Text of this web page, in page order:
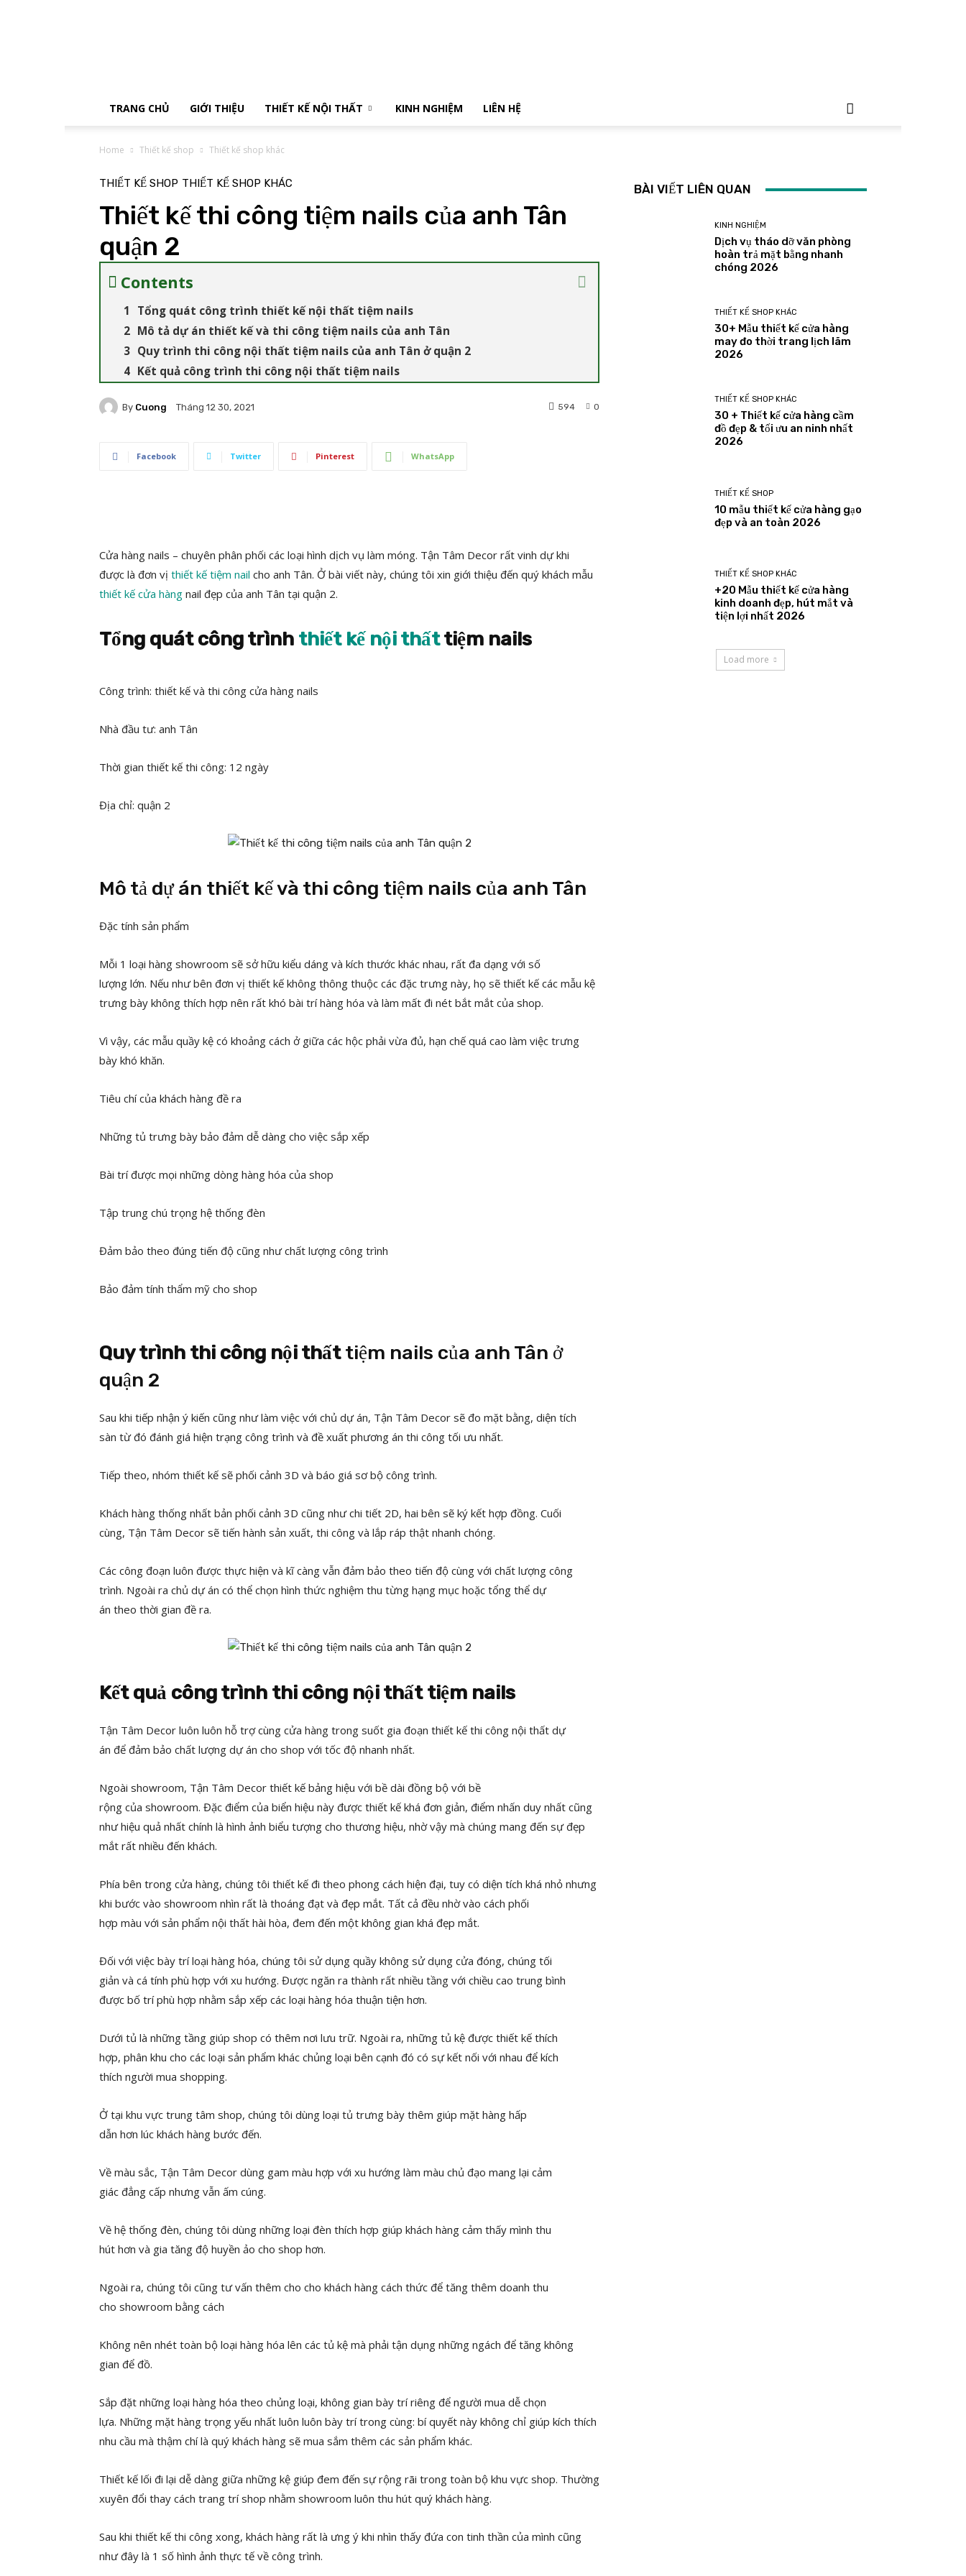
TRANG CHỦ GIỚI THIỆU THIẾT KẾ NỘI THẤT KINH NGHIỆM LIÊN HỆ
Home Thiết kế shop Thiết kế shop khác
THIẾT KẾ SHOP THIẾT KẾ SHOP KHÁC
Thiết kế thi công tiệm nails của anh Tân
quận 2
Contents
Tổng quát công trình thiết kế nội thất tiệm nails
Mô tả dự án thiết kế và thi công tiệm nails của anh Tân
Quy trình thi công nội thất tiệm nails của anh Tân ở quận 2
Kết quả công trình thi công nội thất tiệm nails
By Cuong Tháng 12 30, 2021 0
594
Facebook Twitter Pinterest WhatsApp
Cửa hàng nails – chuyên phân phối các loại hình dịch vụ làm móng. Tận Tâm Decor rất vinh dự khi
được là đơn vị thiết kế tiệm nail cho anh Tân. Ở bài viết này, chúng tôi xin giới thiệu đến quý khách mẫu
thiết kế cửa hàng nail đẹp của anh Tân tại quận 2.
Tổng quát công trình thiết kế nội thấttiệm nails
Công trình: thiết kế và thi công cửa hàng nails
Nhà đầu tư: anh Tân
Thời gian thiết kế thi công: 12 ngày
Địa chỉ: quận 2
Mô tả dự án thiết kế và thi công tiệm nails của anh Tân
Đặc tính sản phẩm
Mỗi 1 loại hàng showroom sẽ sở hữu kiểu dáng và kích thước khác nhau, rất đa dạng với số
lượng lớn. Nếu như bên đơn vị thiết kế không thông thuộc các đặc trưng này, họ sẽ thiết kế các mẫu kệ
trưng bày không thích hợp nên rất khó bài trí hàng hóa và làm mất đi nét bắt mắt của shop.
Vì vậy, các mẫu quầy kệ có khoảng cách ở giữa các hộc phải vừa đủ, hạn chế quá cao làm việc trưng
bày khó khăn.
Tiêu chí của khách hàng đề ra
Những tủ trưng bày bảo đảm dễ dàng cho việc sắp xếp
Bài trí được mọi những dòng hàng hóa của shop
Tập trung chú trọng hệ thống đèn
Đảm bảo theo đúng tiến độ cũng như chất lượng công trình
Bảo đảm tính thẩm mỹ cho shop
Quy trình thi công nội thấttiệm nails của anh Tân ở
quận 2
Sau khi tiếp nhận ý kiến cũng như làm việc với chủ dự án, Tận Tâm Decor sẽ đo mặt bằng, diện tích
sàn từ đó đánh giá hiện trạng công trình và đề xuất phương án thi công tối ưu nhất.
Tiếp theo, nhóm thiết kế sẽ phối cảnh 3D và báo giá sơ bộ công trình.
Khách hàng thống nhất bản phối cảnh 3D cũng như chi tiết 2D, hai bên sẽ ký kết hợp đồng. Cuối
cùng, Tận Tâm Decor sẽ tiến hành sản xuất, thi công và lắp ráp thật nhanh chóng.
Các công đoạn luôn được thực hiện và kĩ càng vẫn đảm bảo theo tiến độ cùng với chất lượng công
trình. Ngoài ra chủ dự án có thể chọn hình thức nghiệm thu từng hạng mục hoặc tổng thể dự
án theo thời gian đề ra.
Kết quả công trình thi công nội thất tiệm nails
Tận Tâm Decor luôn luôn hỗ trợ cùng cửa hàng trong suốt gia đoạn thiết kế thi công nội thất dự
án để đảm bảo chất lượng dự án cho shop với tốc độ nhanh nhất.
Ngoài showroom, Tận Tâm Decor thiết kế bảng hiệu với bề dài đồng bộ với bề
rộng của showroom. Đặc điểm của biển hiệu này được thiết kế khá đơn giản, điểm nhấn duy nhất cũng
như hiệu quả nhất chính là hình ảnh biểu tượng cho thương hiệu, nhờ vậy mà chúng mang đến sự đẹp
mắt rất nhiều đến khách.
Phía bên trong cửa hàng, chúng tôi thiết kế đi theo phong cách hiện đại, tuy có diện tích khá nhỏ nhưng
khi bước vào showroom nhìn rất là thoáng đạt và đẹp mắt. Tất cả đều nhờ vào cách phối
hợp màu với sản phẩm nội thất hài hòa, đem đến một không gian khá đẹp mắt.
Đối với việc bày trí loại hàng hóa, chúng tôi sử dụng quầy không sử dụng cửa đóng, chúng tối
giản và cá tính phù hợp với xu hướng. Được ngăn ra thành rất nhiều tầng với chiều cao trung bình
được bố trí phù hợp nhằm sắp xếp các loại hàng hóa thuận tiện hơn.
Dưới tủ là những tầng giúp shop có thêm nơi lưu trữ. Ngoài ra, những tủ kệ được thiết kế thích
hợp, phân khu cho các loại sản phẩm khác chủng loại bên cạnh đó có sự kết nối với nhau để kích
thích người mua shopping.
Ở tại khu vực trung tâm shop, chúng tôi dùng loại tủ trưng bày thêm giúp mặt hàng hấp
dẫn hơn lúc khách hàng bước đến.
Về màu sắc, Tận Tâm Decor dùng gam màu hợp với xu hướng làm màu chủ đạo mang lại cảm
giác đẳng cấp nhưng vẫn ấm cúng.
Về hệ thống đèn, chúng tôi dùng những loại đèn thích hợp giúp khách hàng cảm thấy mình thu
hút hơn và gia tăng độ huyền ảo cho shop hơn.
Ngoài ra, chúng tôi cũng tư vấn thêm cho cho khách hàng cách thức để tăng thêm doanh thu
cho showroom bằng cách
Không nên nhét toàn bộ loại hàng hóa lên các tủ kệ mà phải tận dụng những ngách để tăng không
gian để đồ.
Sắp đặt những loại hàng hóa theo chủng loại, không gian bày trí riêng để người mua dễ chọn
lựa. Những mặt hàng trọng yếu nhất luôn luôn bày trí trong cùng: bí quyết này không chỉ giúp kích thích
nhu cầu mà thậm chí là quý khách hàng sẽ mua sắm thêm các sản phẩm khác.
Thiết kế lối đi lại dễ dàng giữa những kệ giúp đem đến sự rộng rãi trong toàn bộ khu vực shop. Thường
xuyên đổi thay cách trang trí shop nhằm showroom luôn thu hút quý khách hàng.
Sau khi thiết kế thi công xong, khách hàng rất là ưng ý khi nhìn thấy đứa con tinh thần của mình cũng
như đây là 1 số hình ảnh thực tế về công trình.
BÀI VIẾT LIÊN QUAN
KINH NGHIỆM
Dịch vụ tháo dỡ văn phòng
hoàn trả mặt bằng nhanh
chóng 2026
THIẾT KẾ SHOP KHÁC
30+ Mẫu thiết kế cửa hàng
may đo thời trang lịch lãm
2026
THIẾT KẾ SHOP KHÁC
30 + Thiết kế cửa hàng cầm
đồ đẹp & tối ưu an ninh nhất
2026
THIẾT KẾ SHOP
10 mẫu thiết kế cửa hàng gạo
đẹp và an toàn 2026
THIẾT KẾ SHOP KHÁC
+20 Mẫu thiết kế cửa hàng
kinh doanh đẹp, hút mắt và
tiện lợi nhất 2026
Load more